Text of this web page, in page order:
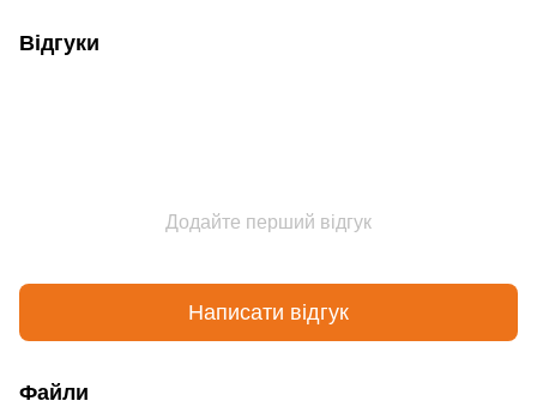
Відгуки
Додайте перший відгук
Написати відгук
Файли